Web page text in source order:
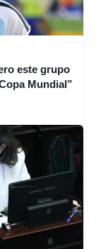
este grupo
Mundial”